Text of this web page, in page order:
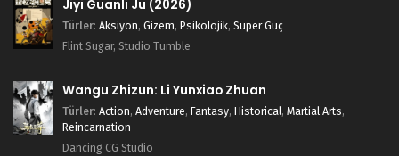
Tales of Herding Gods 30.Bölüm izle
Tales of Herding Gods 29.Bölüm izle
Blm 29 - Mayıs 5, 2025
Jiyi Guanli Ju (2026)
Türler: Aksiyon, Gizem, Psikolojik, Süper Güç
Flint Sugar, Studio Tumble
Wangu Zhizun: Li Yunxiao Zhuan
Türler: Action, Adventure, Fantasy, Historical, Martial Arts,
Reincarnation
Dancing CG Studio